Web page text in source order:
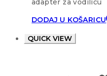
DODAJ U KOŠARICU
QUICK VIEW